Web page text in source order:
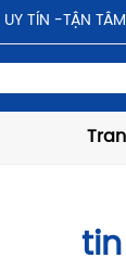
TÍN -TẬN